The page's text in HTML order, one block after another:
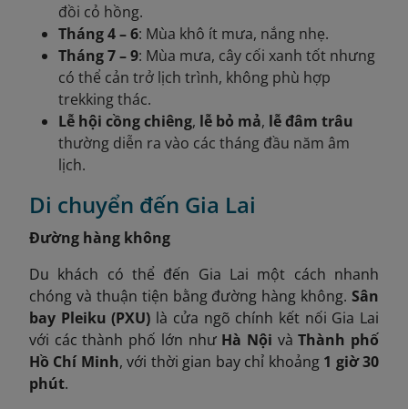
đồi cỏ hồng.
Tháng 4 – 6: Mùa khô ít mưa, nắng nhẹ.
Tháng 7 – 9: Mùa mưa, cây cối xanh tốt nhưng
có thể cản trở lịch trình, không phù hợp
trekking thác.
Lễ hội cồng chiêng, lễ bỏ mả, lễ đâm trâu
thường diễn ra vào các tháng đầu năm âm
lịch.
Di chuyển đến Gia Lai
Đường hàng không
Du khách có thể đến Gia Lai một cách nhanh
chóng và thuận tiện bằng đường hàng không. Sân
bay Pleiku (PXU) là cửa ngõ chính kết nối Gia Lai
với các thành phố lớn như Hà Nội vàThành phố
Hồ Chí Minh, với thời gian bay chỉ khoảng 1 giờ 30
phút.